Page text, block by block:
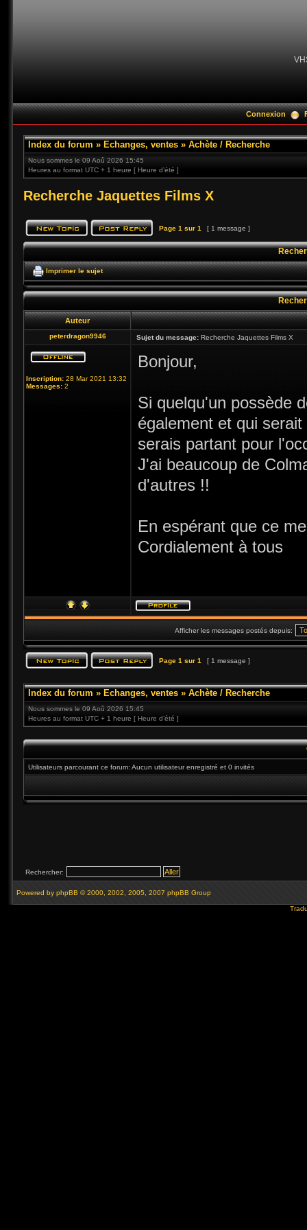
Connexion
Index du forum » Echanges, ventes » Achète / Recherche
Nous sommes le 09 Aoû 2026 15:45
Heures au format UTC + 1 heure [ Heure d’été ]
Recherche Jaquettes Films X
Page 1 sur 1 [ 1 message ]
Imprimer le sujet
Auteur
peterdragon9946 Sujet du message: Recherche Jaquettes Films X
Inscription: 28 Mar 2021 13:32
Messages: 2
Bonjour,
Si quelqu'un possède
également et qui
serais partant pour
J'ai beaucoup de
d'autres !!
En espérant que ce
Cordialement à tous
Afficher les messages postés depuis:
Page 1 sur 1 [ 1 message ]
Index du forum » Echanges, ventes » Achète / Recherche
Nous sommes le 09 Aoû 2026 15:45
Heures au format UTC + 1 heure [ Heure d’été ]
Utilisateurs parcourant ce forum: Aucun utilisateur enregistré et 0 invités
Rechercher:
Powered by phpBB © 2000, 2002, 2005, 2007 phpBB Group